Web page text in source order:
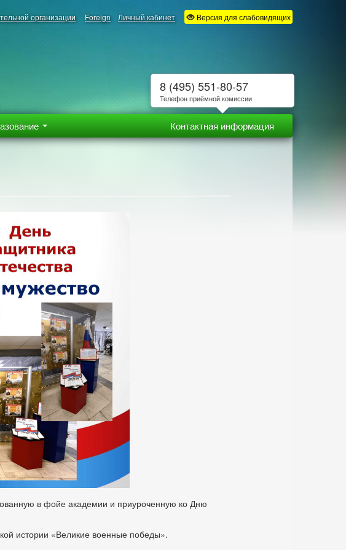
организации Foreign Личный кабинет Версия для слабовидящих
Контактная информация
в фойе академии и приуроченную ко Дню
истории «Великие военные победы».
8 (495) 551-80-57
Телефон приёмной комиссии